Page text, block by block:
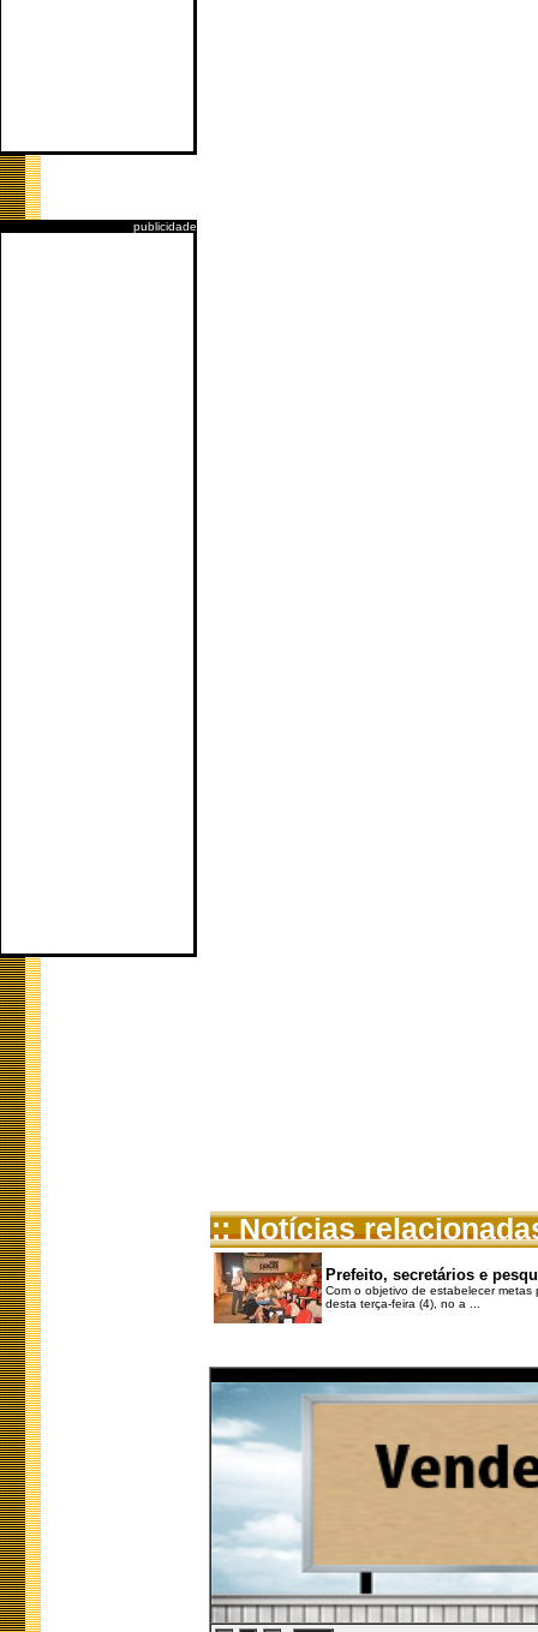
publicidade
:: Notícias
Prefeito, secretários e
Com o objetivo de estabelecer
desta terça-feira (4), no a ...